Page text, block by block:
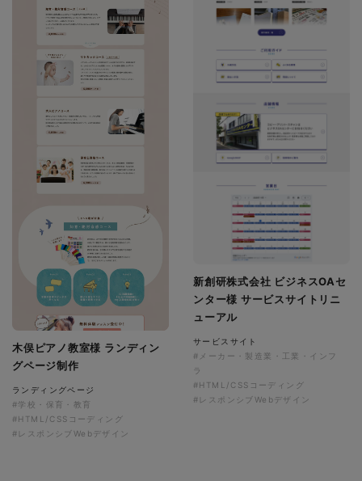
新創研株式会社 ビジネスOAセ
ンター様 サービスサイトリニ
ューアル
サービスサイト
#メーカー・製造業・工業・インフ
ラ
#HTML/CSSコーディング
#レスポンシブWebデザイン
木俣ピアノ教室様 ランディン
グページ制作
ランディングページ
#学校・保育・教育
#HTML/CSSコーディング
#レスポンシブWebデザイン